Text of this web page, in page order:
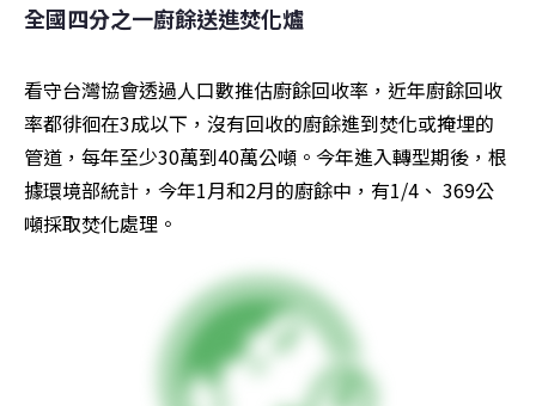
全國四分之一廚餘送進焚化爐
看守台灣協會透過人口數推估廚餘回收率，近年廚餘回收
率都徘徊在3成以下，沒有回收的廚餘進到焚化或掩埋的
管道，每年至少30萬到40萬公噸。今年進入轉型期後，根
據環境部統計，今年1月和2月的廚餘中，有1/4、 369公
噸採取焚化處理。